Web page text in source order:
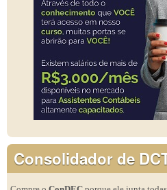
Consolidador de